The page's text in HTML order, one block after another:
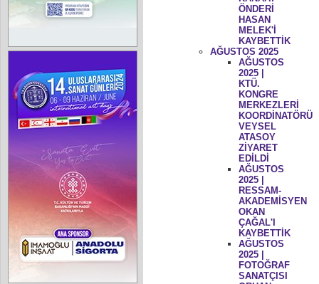
ÖNDERİ
HASAN
MELEK'İ
KAYBETTİK
AĞUSTOS 2025
AĞUSTOS
2025 |
KTÜ.
KONGRE
MERKEZLERİ
KOORDİNATÖRÜ
VEYSEL
ATASOY
ZİYARET
EDİLDİ
AĞUSTOS
2025 |
RESSAM-
AKADEMİSYEN
OKAN
ÇAĞAL'I
KAYBETTİK
AĞUSTOS
2025 |
FOTOĞRAF
SANATÇISI